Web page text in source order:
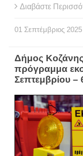
Διαβάστε
01 Σεπτέμβριος 2025
Δήμος
πρόγραμμα
Σεπτεμβρίου –